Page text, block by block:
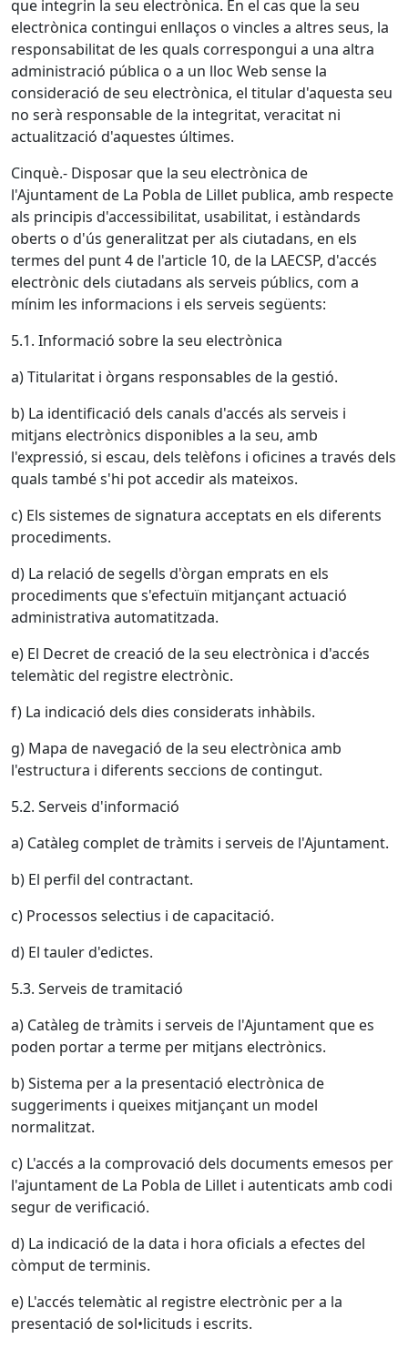
que integrin la seu electrònica. En el cas que la seu
electrònica contingui enllaços o vincles a altres seus, la
responsabilitat de les quals correspongui a una altra
administració pública o a un lloc Web sense la
consideració de seu electrònica, el titular d'aquesta seu
no serà responsable de la integritat, veracitat ni
actualització d'aquestes últimes.
Cinquè.- Disposar que la seu electrònica de
l'Ajuntament de La Pobla de Lillet publica, amb respecte
als principis d'accessibilitat, usabilitat, i estàndards
oberts o d'ús generalitzat per als ciutadans, en els
termes del punt 4 de l'article 10, de la LAECSP, d'accés
electrònic dels ciutadans als serveis públics, com a
mínim les informacions i els serveis següents:
5.1. Informació sobre la seu electrònica
a) Titularitat i òrgans responsables de la gestió.
b) La identificació dels canals d'accés als serveis i
mitjans electrònics disponibles a la seu, amb
l'expressió, si escau, dels telèfons i oficines a través dels
quals també s'hi pot accedir als mateixos.
c) Els sistemes de signatura acceptats en els diferents
procediments.
d) La relació de segells d'òrgan emprats en els
procediments que s'efectuïn mitjançant actuació
administrativa automatitzada.
e) El Decret de creació de la seu electrònica i d'accés
telemàtic del registre electrònic.
f) La indicació dels dies considerats inhàbils.
g) Mapa de navegació de la seu electrònica amb
l'estructura i diferents seccions de contingut.
5.2. Serveis d'informació
a) Catàleg complet de tràmits i serveis de l'Ajuntament.
b) El perfil del contractant.
c) Processos selectius i de capacitació.
d) El tauler d'edictes.
5.3. Serveis de tramitació
a) Catàleg de tràmits i serveis de l'Ajuntament que es
poden portar a terme per mitjans electrònics.
b) Sistema per a la presentació electrònica de
suggeriments i queixes mitjançant un model
normalitzat.
c) L'accés a la comprovació dels documents emesos per
l'ajuntament de La Pobla de Lillet i autenticats amb codi
segur de verificació.
d) La indicació de la data i hora oficials a efectes del
còmput de terminis.
e) L'accés telemàtic al registre electrònic per a la
presentació de sol•licituds i escrits.